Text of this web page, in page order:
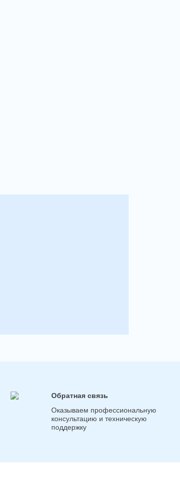
Обратная связь
Оказываем профессиональную
консультацию и техническую
поддержку